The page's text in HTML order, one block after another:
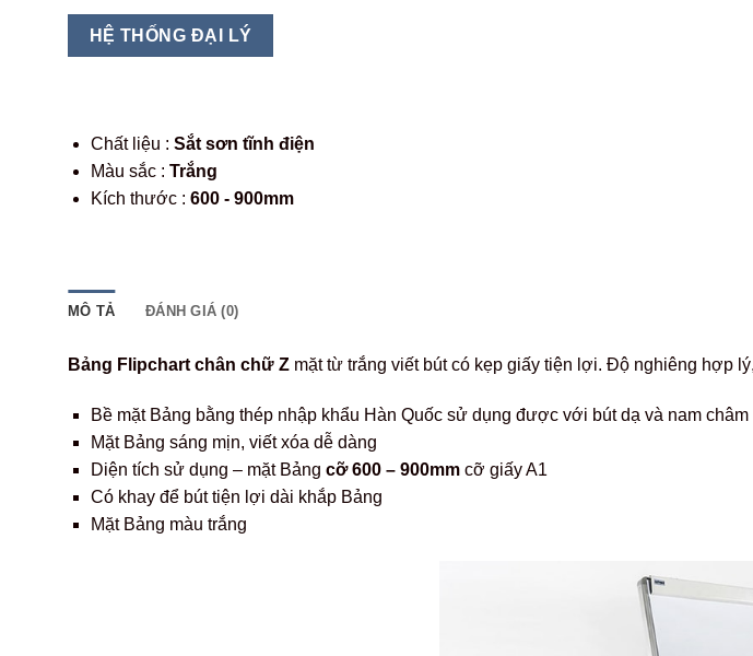
HỆ THỐNG ĐẠI LÝ
Chất liệu : Sắt sơn tĩnh điện
Màu sắc : Trắng
Kích thước : 600 - 900mm
MÔ TẢ ĐÁNH GIÁ (0)
Bảng Flipchart chân chữ Z mặt từ trắng viết bút có kẹp giấy tiện lợi. Độ nghiêng hợp
Bề mặt Bảng bằng thép nhập khẩu Hàn Quốc sử dụng được với bút dạ và nam châm
Mặt Bảng sáng mịn, viết xóa dễ dàng
Diện tích sử dụng – mặt Bảng cỡ 600 – 900mmcỡ giấy A1
Có khay để bút tiện lợi dài khắp Bảng
Mặt Bảng màu trắng